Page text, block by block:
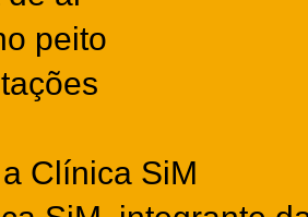
peito
Clínica SiM